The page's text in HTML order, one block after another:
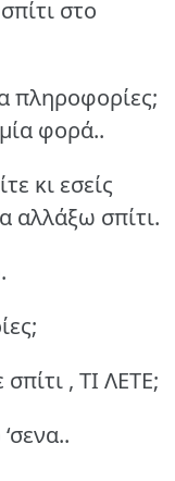
στο
πληροφορίες;
φορά..
κι εσείς
αλλάξω σπίτι.
, ΤΙ ΛΕΤΕ;